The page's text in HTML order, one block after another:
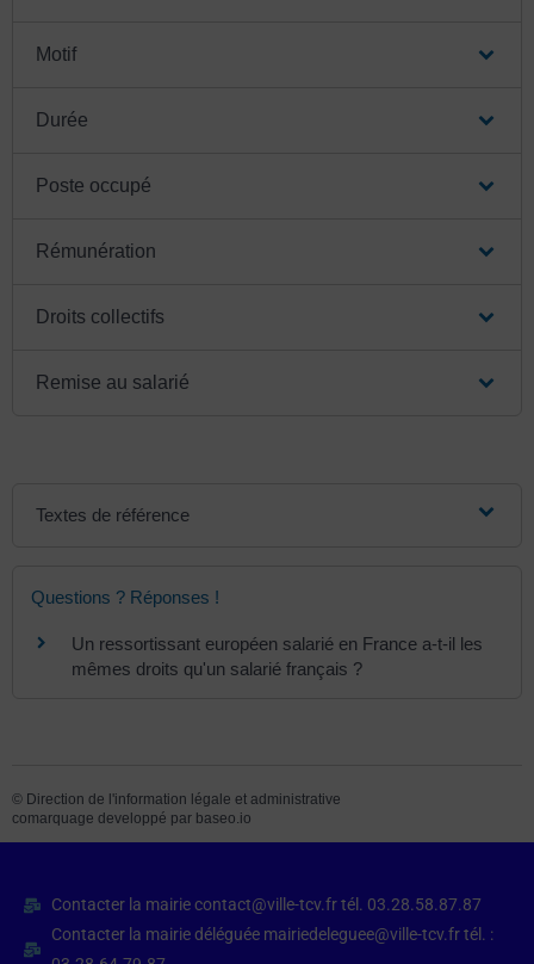
Motif
Durée
Poste occupé
Rémunération
Droits collectifs
Remise au salarié
Textes de référence
Questions ? Réponses !
Un ressortissant européen salarié en France a-t-il les
mêmes droits qu'un salarié français ?
© Direction de l'information légale et administrative
comarquage developpé par baseo.io
Contacter la mairie contact@ville-tcv.fr tél. 03.28.58.87.87
Contacter la mairie déléguée mairiedeleguee@ville-tcv.fr tél. :